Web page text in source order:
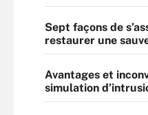
Sept façons de
restaurer une
Avantages et
simulation